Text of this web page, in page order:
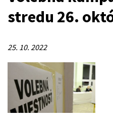
stredu 26.
25. 10. 2022